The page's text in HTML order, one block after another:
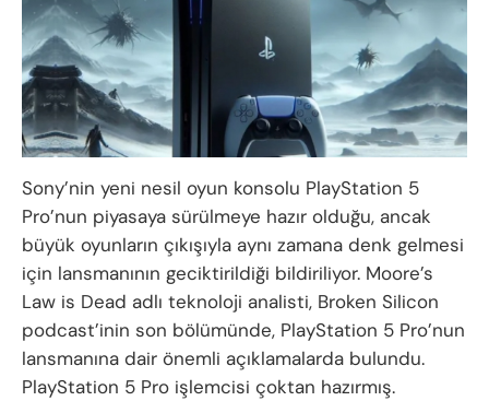
Sony’nin yeni nesil oyun konsolu PlayStation 5
Pro’nun piyasaya sürülmeye hazır olduğu, ancak
büyük oyunların çıkışıyla aynı zamana denk gelmesi
için lansmanının geciktirildiği bildiriliyor. Moore’s
Law is Dead adlı teknoloji analisti, Broken Silicon
podcast’inin son bölümünde, PlayStation 5 Pro’nun
lansmanına dair önemli açıklamalarda bulundu.
PlayStation 5 Pro işlemcisi çoktan hazırmış.